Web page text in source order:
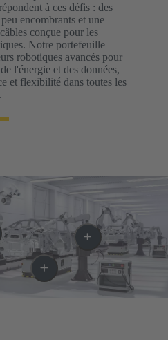
à ces défis : des
encombrants et une
conçue pour les
Notre portefeuille
robotiques avancés pour
l'énergie et des données,
et flexibilité dans toutes les